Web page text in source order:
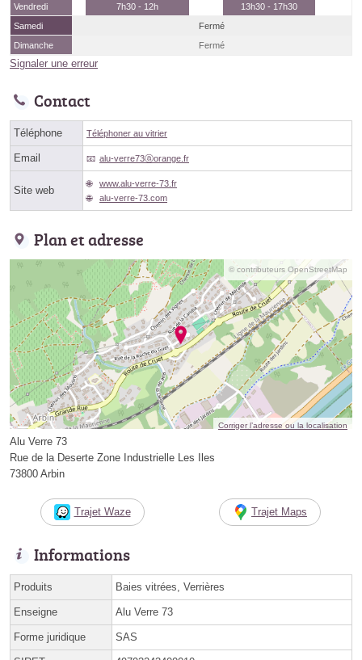
Vendredi
7h30 - 12h
13h30 - 17h30
Samedi
Fermé
Dimanche
Fermé
Signaler une erreur
Contact
Téléphone Téléphoner au vitrier
Email alu-verre73ⓐorange.fr
Site web
www.alu-verre-73.fr
alu-verre-73.com
Plan et adresse
© contributeurs OpenStreetMap
Corriger l’adresse ou la localisation
Alu Verre 73
Rue de la Deserte Zone Industrielle Les Iles
73800 Arbin
Trajet Waze Trajet Maps
Informations
Produits Baies vitrées, Verrières
Enseigne Alu Verre 73
Forme juridique SAS